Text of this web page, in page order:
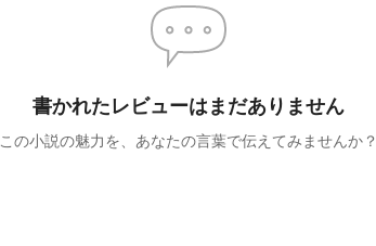
書かれたレビューはまだありません
この小説の魅力を、あなたの言葉で伝えてみませんか？